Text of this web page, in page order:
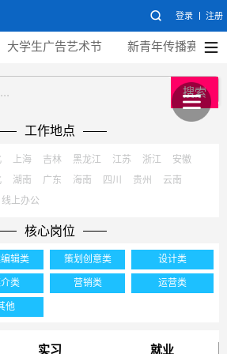
登录 注册
大学生广告艺术节 新青年传播赛
搜索
工作地点
上海 吉林 黑龙江 江苏 浙江
安徽
湖南 广东 海南 四川 贵州
云南
线上办公
核心岗位
辑类 策划创意类 设计类
类 营销类 运营类
他
实习 就业